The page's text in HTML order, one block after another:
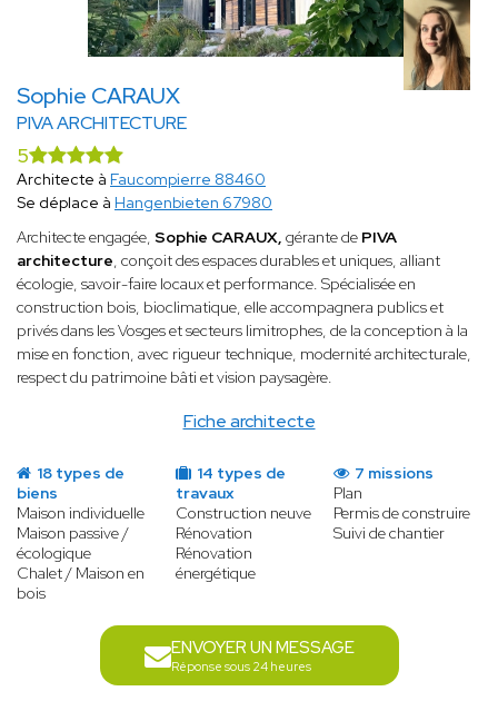
Sophie CARAUX
PIVA ARCHITECTURE
Fiche architecte
5
Architecte à Faucompierre 88460
Se déplace à Hangenbieten 67980
Architecte engagée, Sophie CARAUX, gérante de PIVA
architecture, conçoit des espaces durables et uniques, alliant
écologie, savoir-faire locaux et performance. Spécialisée en
construction bois, bioclimatique, elle accompagnera publics et
privés dans les Vosges et secteurs limitrophes, de la conception à la
mise en fonction, avec rigueur technique, modernité architecturale,
respect du patrimoine bâti et vision paysagère.
18 types de
biens
Maison individuelle
Maison passive /
écologique
Chalet / Maison en
bois
14 types de
travaux
Construction neuve
Rénovation
Rénovation
énergétique
7 missions
Plan
Permis de construire
Suivi de chantier
ENVOYER UN MESSAGE
Réponse sous 24 heures